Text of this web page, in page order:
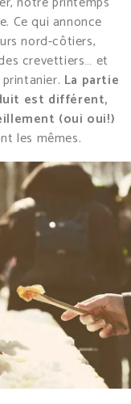
Ce qui annonce
nord-côtiers,
crevettiers… et
La partie
est différent,
(oui oui!)
les mêmes.